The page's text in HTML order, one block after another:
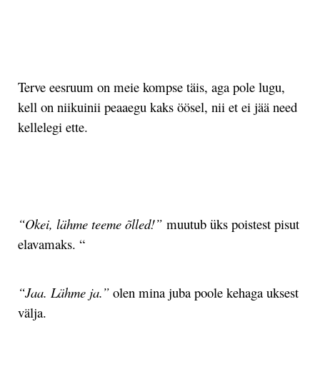
Terve eesruum on meie kompse täis, aga pole lugu,
kell on niikuinii peaaegu kaks öösel, nii et ei jää need
kellelegi ette.
“Okei, lähme teeme õlled!”muutub üks poistest pisut
elavamaks. “
“Jaa. Lähme ja.”olen mina juba poole kehaga uksest
välja.